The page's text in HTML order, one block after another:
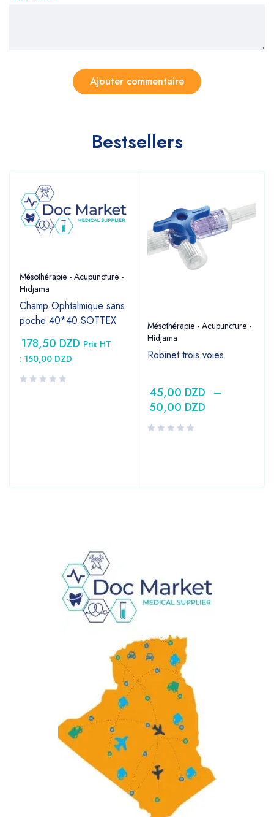
Bestsellers
Mésothérapie - Acupuncture -
Hidjama
Champ Ophtalmique sans
poche 40*40 SOTTEX
178,50 DZD Prix HT
: 150,00 DZD
Mésothérapie - Acupuncture -
Hidjama
Robinet trois voies
45,00 DZD –
50,00 DZD